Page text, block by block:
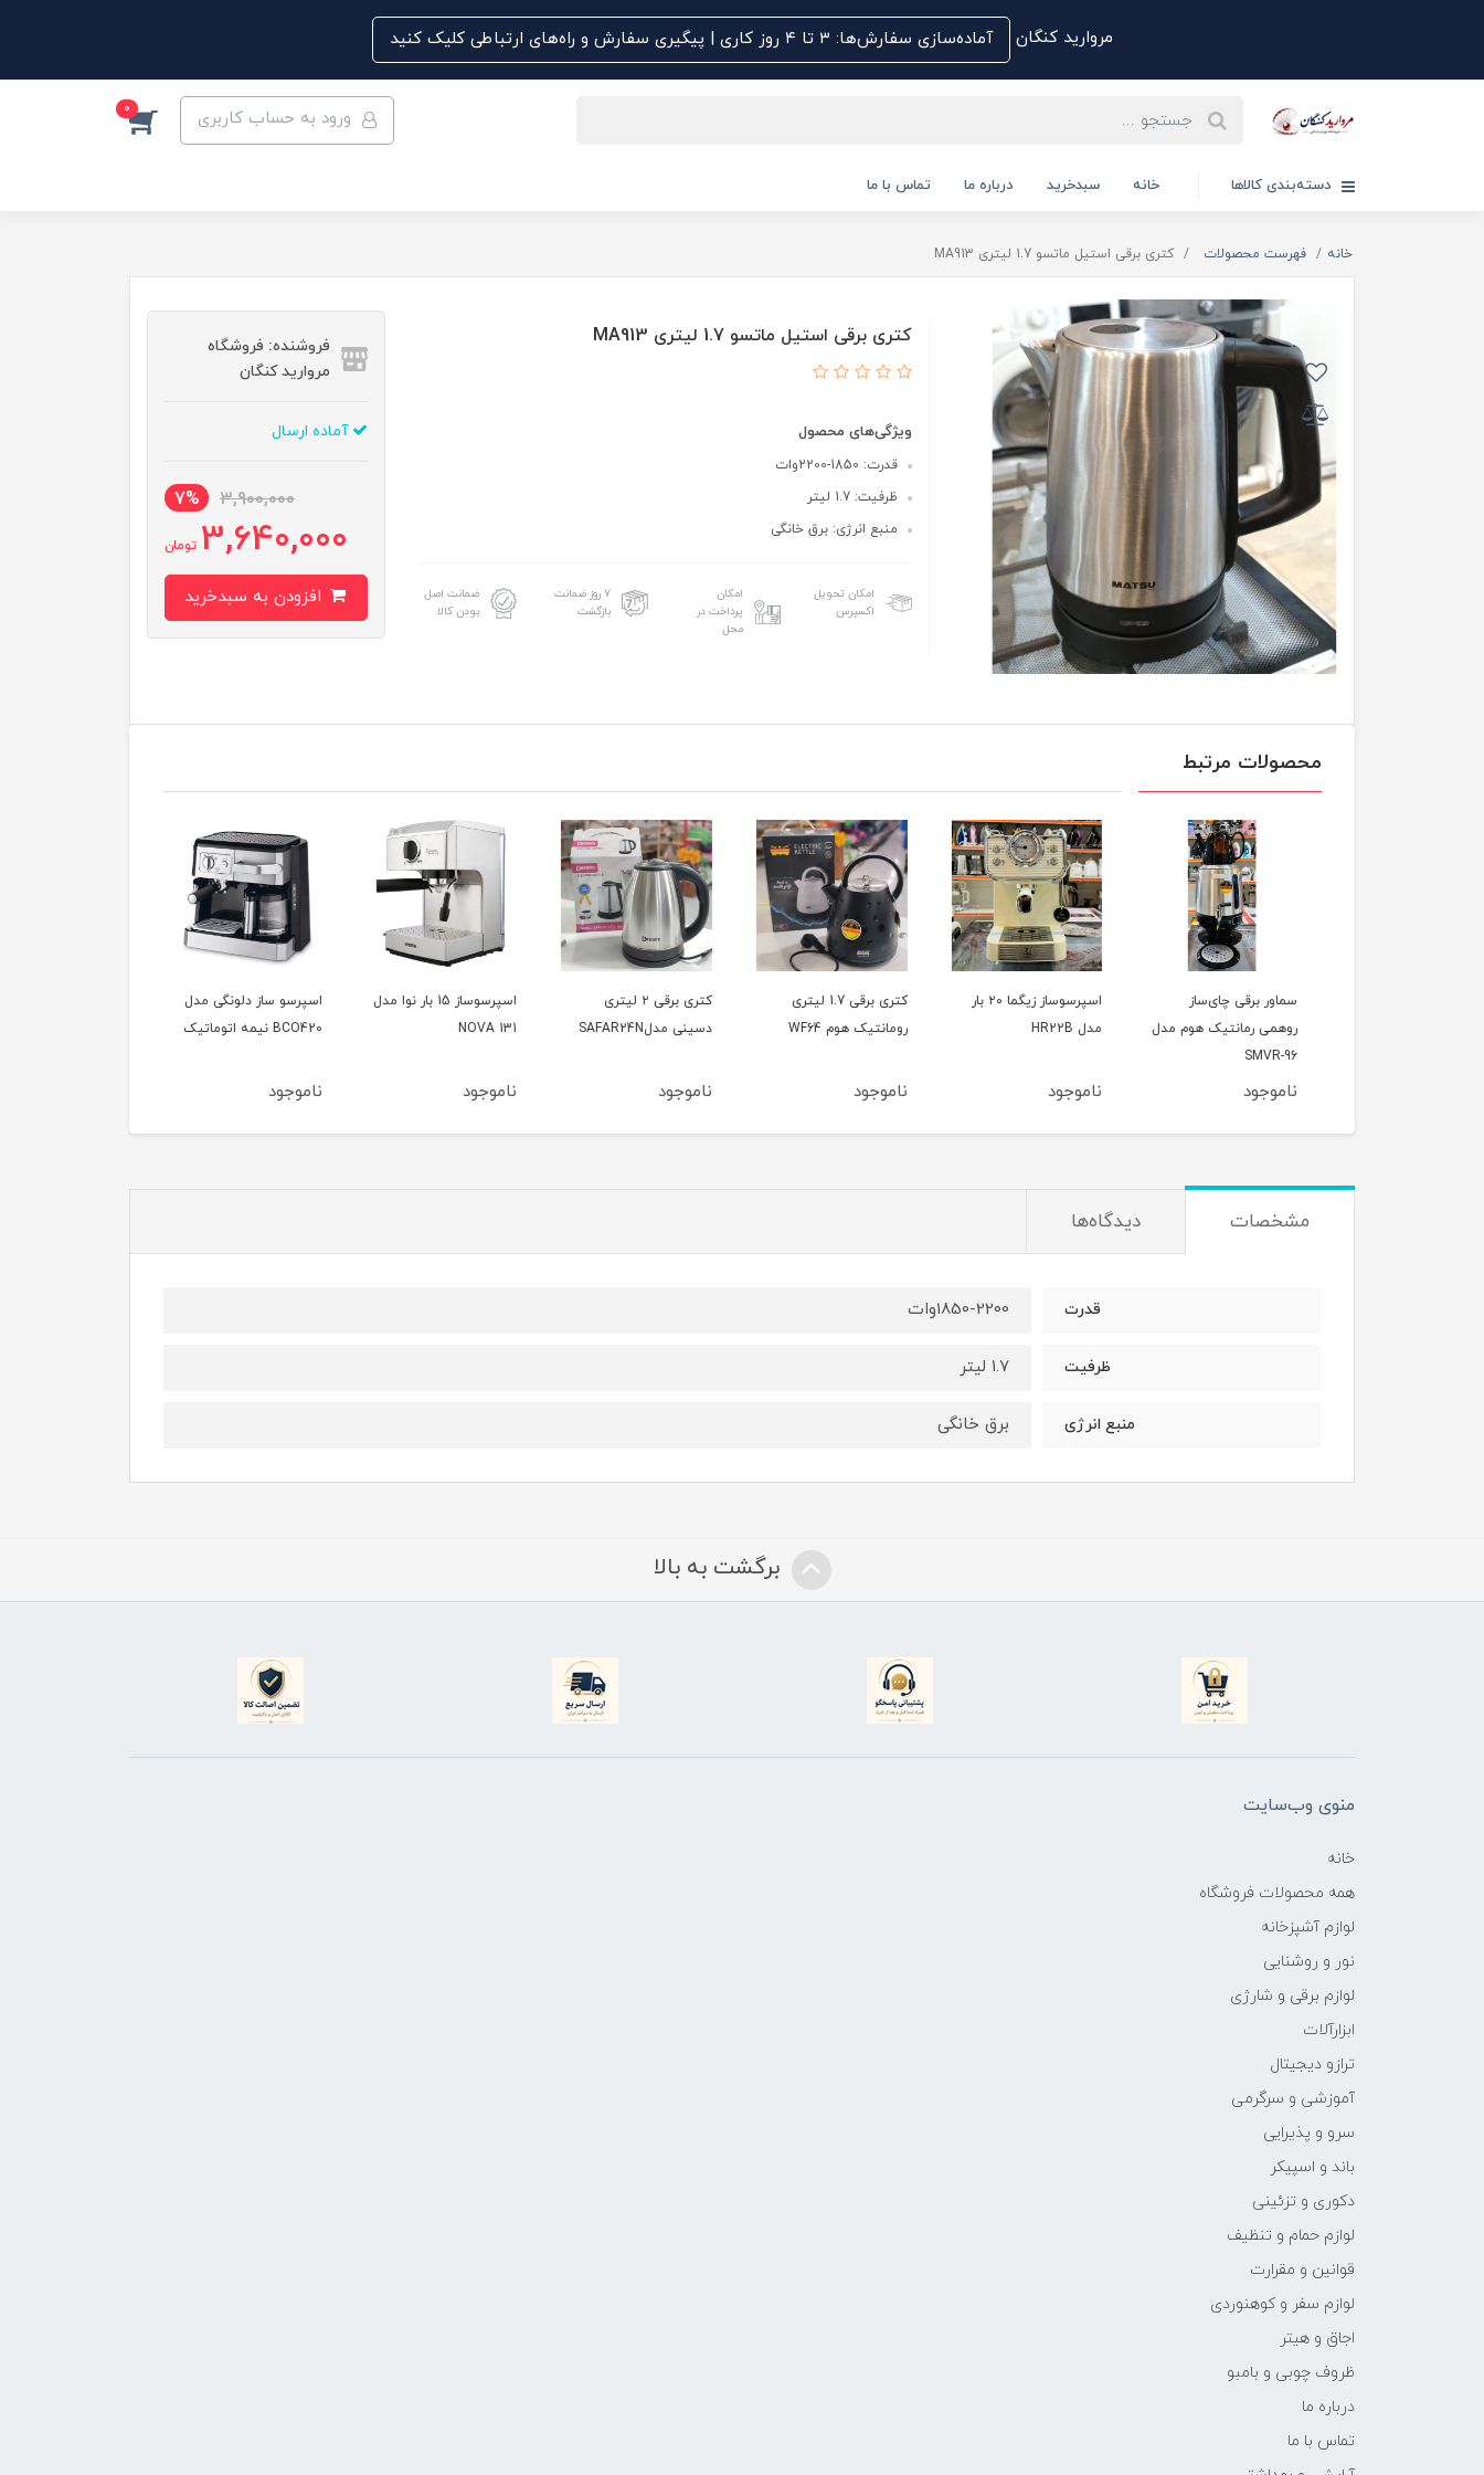
مروارید کنگان آماده‌سازی سفارش‌ها: ۳ تا ۴ روز کاری | پیگیری سفارش و راه‌های ارتباطی کلیک کنید
ورود به حساب کاربری 0
دسته‌بندی کالاها خانه سبدخرید درباره ما تماس با ما
خانه فهرست محصولات کتری برقی استیل ماتسو 1.7 لیتری MA913
کتری برقی استیل ماتسو 1.7 لیتری MA913
ویژگی‌های محصول
قدرت: 1850-2200وات
ظرفیت: 1.7 لیتر
منبع انرژی: برق خانگی
امکان تحویل
اکسپرس
امکان
پرداخت در
محل
۷ روز ضمانت
بازگشت
ضمانت اصل
بودن کالا
فروشنده: فروشگاه
مروارید کنگان
آماده ارسال
3,900,000
7%
3,640,000 تومان
محصولات مرتبط
سماور برقی چای‌ساز
روهمی رمانتیک هوم مدل
SMVR-96
ناموجود
اسپرسوساز زیگما ۲۰ بار
مدل HR22B
ناموجود
کتری برقی 1.7 لیتری
رومانتیک هوم WF64
ناموجود
کتری برقی ۲ لیتری
دسینی مدلSAFAR24N
ناموجود
اسپرسوساز 15 بار نوا مدل
NOVA 131
ناموجود
اسپرسو ساز دلونگی مدل
BCO420 نیمه اتوماتیک
ناموجود
مشخصات دیدگاه‌ها
قدرت 1850-2200وات
ظرفیت 1.7 لیتر
منبع انرژی برق خانگی
برگشت به بالا
منوی وب‌سایت
خانه
همه محصولات فروشگاه
لوازم آشپزخانه
نور و روشنایی
لوازم برقی و شارژی
ابزارآلات
ترازو دیجیتال
آموزشی و سرگرمی
سرو و پذیرایی
باند و اسپیکر
دکوری و تزئینی
لوازم حمام و تنظیف
قوانین و مقرارت
لوازم سفر و کوهنوردی
اجاق و هیتر
ظروف چوبی و بامبو
درباره ما
تماس با ما